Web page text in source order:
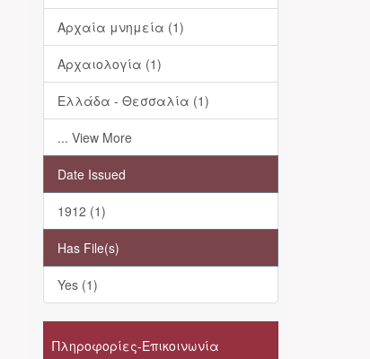
Αρχαία μνημεία (1)
Αρχαιολογία (1)
Ελλάδα - Θεσσαλία (1)
... View More
Date Issued
1912 (1)
Has File(s)
Yes (1)
Πληροφορίες-Επικοινωνία